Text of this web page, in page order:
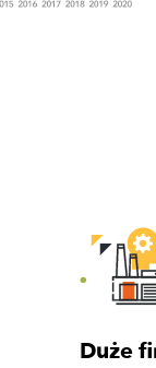
Duże